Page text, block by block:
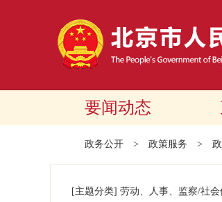
要闻动态
政务公开 > 政策服务 >
[主题分类] 劳动、人事、监察/社会